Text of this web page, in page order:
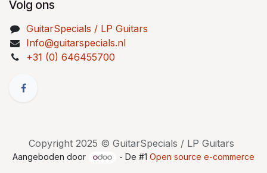
Volg ons
GuitarSpecials / LP Guitars
Info@guitarspecials.nl
+31 (0) 646455700
Copyright 2025 © GuitarSpecials / LP Guitars
Aangeboden door - De #1Open source e-commerce